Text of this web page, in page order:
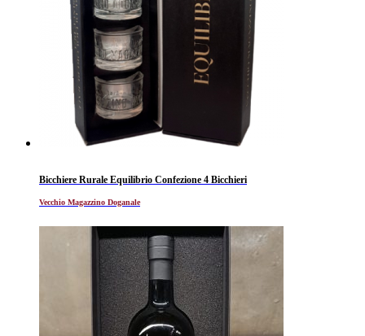
Bicchiere Rurale Equilibrio Confezione 4 Bicchieri
Vecchio Magazzino Doganale